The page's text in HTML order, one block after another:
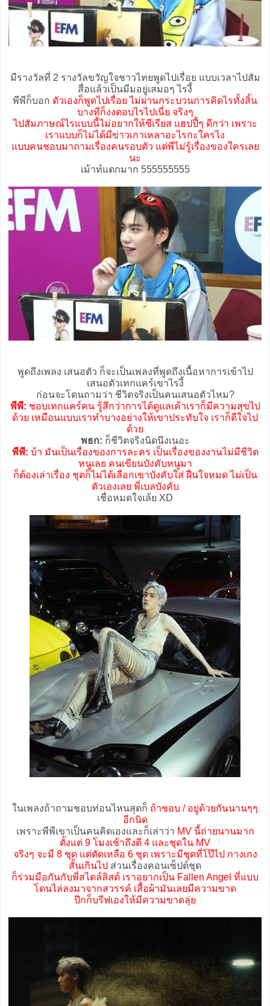
มีรางวัลที่ 2 รางวัลขวัญใจชาวไทยพูดไปเรื่อย แบบเวลาไปสัม
สื่อแล้วเป็นมีมอยู่เสมอๆ ไรงี้
พีพีก็บอก ตัวเองก็พูดไปเรื่อย ไม่ผ่านกระบวนการคิดไรทั้งสิ้น
บางทีก็งงตอบไรไปเนี่ย จริงๆ
ไปสัมภาษณ์ไรแบบนี้ไม่อยากให้ซีเรียส แฮปปี้ๆ ดีกว่า เพราะ
เราแบบก็ไม่ได้มีข่าวเกาเหลาอะไรกะใครไง
แบบคนชอบมาถามเรื่องคนรอบตัว แต่พีไม่รู้เรื่องของใครเลย
นะ
เม้าท์แตกมาก 555555555
พูดถึงเพลง เสนอตัว ก็จะเป็นเพลงที่พูดถึงเนื้อหาการเข้าไป
เสนอตัวเทกแคร์เขาไรงี้
ก่อนจะโดนถามว่า ชีวิตจริงเป็นคนเสนอตัวไหม?
พีพี: ชอบเทกแคร์คน รู้สึกว่าการได้ดูแลเค้าเราก็มีความสุขไป
ด้วย เหมือนแบบเราทำบางอย่างให้เขาประทับใจ เราก็ดีใจไป
ด้วย
พธก: ก็ชีวิตจริงนิดนึงเนอะ
พีพี: บ้า มันเป็นเรื่องของการละคร เป็นเรื่องของงานไม่มีชีวิต
หนูเลย คนเขียนบังคับหนูมา
ก็ต้องเล่าเรื่อง ชุดก็ไม่ได้เลือกเขาบังคับใส่ ฝืนใจหมด ไม่เป็น
ตัวเองเลย พี่เบลบังคับ
เชื่อหมดใจเล้ย XD
ในเพลงถ้าถามชอบท่อนไหนสุดก็ ถ้าชอบ / อยู่ด้วยกันนานๆๆ
อีกนิด
เพราะพีพีเขาเป็นคนคิดเองและก็เล่าว่า MV นี้ถ่ายนานมาก
ตั้งแต่ 9 โมงเช้าถึงตี 4 และชุดใน MV
จริงๆ จะมี 8 ชุด แต่ตัดเหลือ 6 ชุด เพราะมีชุดที่โป๊ไป กางเกง
สั้นเกินไป ส่วนเรื่องคอนเซ็ปต์ชุด
ก็ร่วมมือกันกับพี่สไตล์ลิสต์ เราอยากเป็น Fallen Angel ที่แบบ
โดนไล่ลงมาจากสวรรค์ เสื้อผ้ามันเลยมีความขาด
ปีกก็บรีฟเองให้มีความขาดลุ่ย